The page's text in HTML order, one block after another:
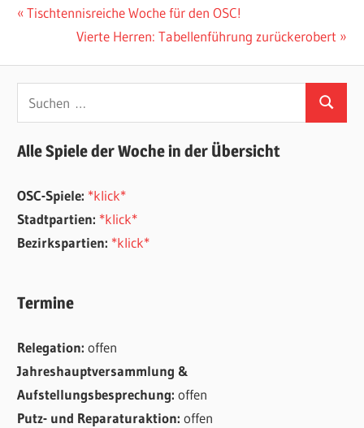
Beitragsnavigation
Vorheriger
Tischtennisreiche Woche für den OSC!
Nächster
Vierte Herren: Tabellenführung zurückerobert
Suchen
Alle Spiele der Woche in der Übersicht
OSC-Spiele: *klick*
Stadtpartien: *klick*
Bezirkspartien: *klick*
Termine
Relegation:offen
Jahreshauptversammlung &
Aufstellungsbesprechung:offen
Putz- und Reparaturaktion:offen